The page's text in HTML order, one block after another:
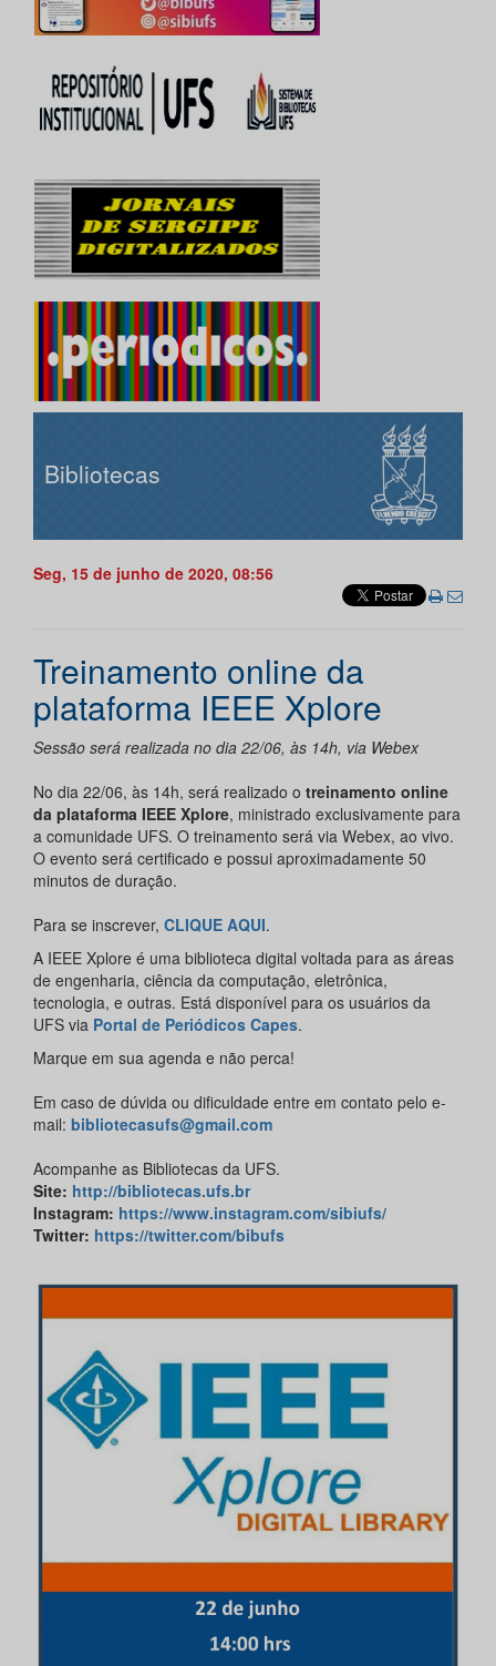
Bibliotecas
Seg, 15 de junho de 2020, 08:56
Treinamento online da
plataforma IEEE Xplore
Sessão será realizada no dia 22/06, às 14h, via Webex
No dia 22/06, às 14h, será realizado o treinamento online
da plataforma IEEE Xplore, ministrado exclusivamente para
a comunidade UFS. O treinamento será via Webex, ao vivo.
O evento será certificado e possui aproximadamente 50
minutos de duração.
Para se inscrever, CLIQUE AQUI.
A IEEE Xplore é uma biblioteca digital voltada para as áreas
de engenharia, ciência da computação, eletrônica,
tecnologia, e outras. Está disponível para os usuários da
UFS via Portal de Periódicos Capes.
Marque em sua agenda e não perca!
Em caso de dúvida ou dificuldade entre em contato pelo e-
mail: bibliotecasufs@gmail.com
Acompanhe as Bibliotecas da UFS.
Site: http://bibliotecas.ufs.br
Instagram: https://www.instagram.com/sibiufs/
Twitter: https://twitter.com/bibufs